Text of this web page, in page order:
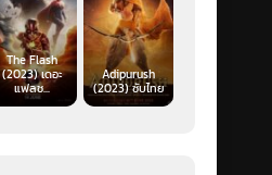
The Flash
(2023) เดอะ
แฟลช...
Adipurush
(2023) ซับไทย